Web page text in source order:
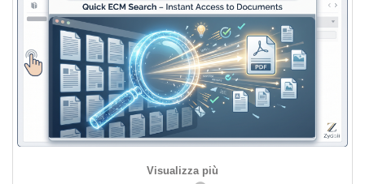
Visualizza più